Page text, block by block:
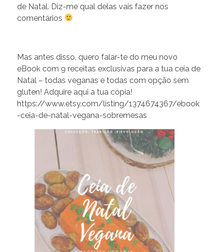
de Natal. Diz-me qual delas vais fazer nos
comentários
Mas antes disso, quero falar-te do meu novo
eBook com 9 receitas exclusivas para a tua ceia de
Natal – todas veganas e todas com opção sem
gluten! Adquire aqui a tua cópia!
https://www.etsy.com/listing/1374674367/ebook
-ceia-de-natal-vegana-sobremesas